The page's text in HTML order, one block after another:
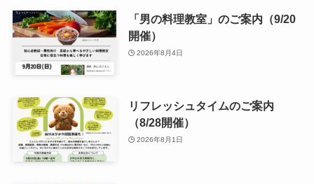
「男の料理教室」のご案内（9/20
開催）
2026年8月4日
リフレッシュタイムのご案内
（8/28開催）
2026年8月1日